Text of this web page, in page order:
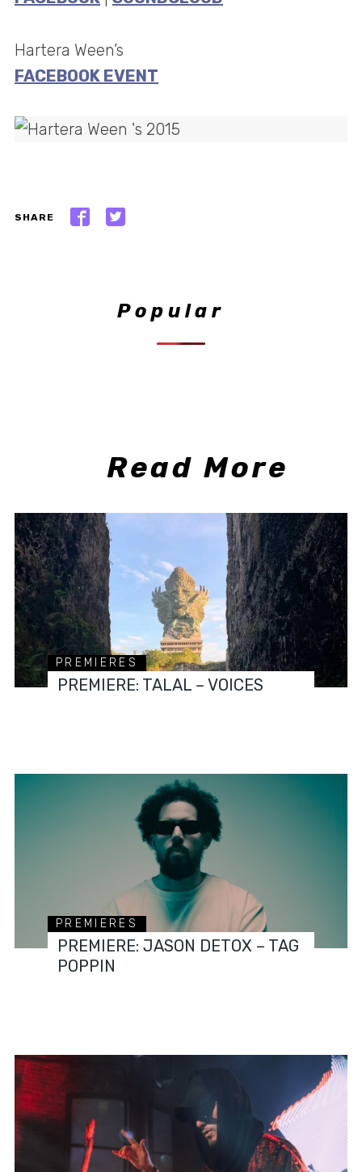
Hartera Ween’s
FACEBOOK EVENT
SHARE
Popular
Read More
PREMIERES
PREMIERE: TALAL – VOICES
PREMIERES
PREMIERE: JASON DETOX – TAG
POPPIN